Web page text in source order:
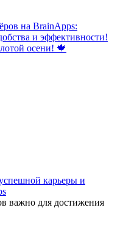
на BrainApps:
и эффективности!
осени! 🍁
карьеры и
важно для достижения